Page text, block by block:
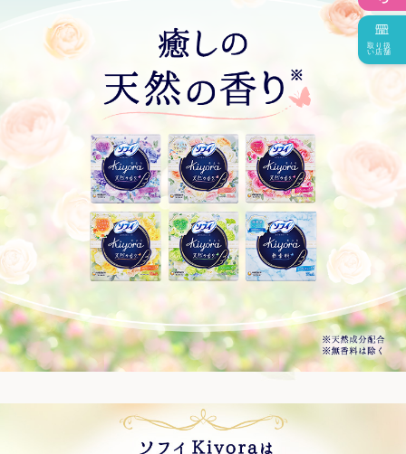
取り扱
い店舗